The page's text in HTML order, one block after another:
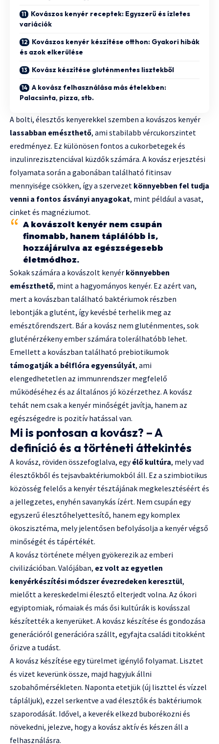
Kovászos kenyér receptek: Egyszerű és ízletes
variációk
Kovászos kenyér készítése otthon: Gyakori hibák
és azok elkerülése
Kovász készítése gluténmentes lisztekből
A kovász felhasználása más ételekben:
Palacsinta, pizza, stb.
A bolti, élesztős kenyerekkel szemben a kovászos kenyér
lassabban emészthető, ami stabilabb vércukorszintet
eredményez. Ez különösen fontos a cukorbetegek és
inzulinrezisztenciával küzdők számára. A kovász erjesztési
folyamata során a gabonában található fitinsav
mennyisége csökken, így a szervezet könnyebben fel tudja
venni a fontos ásványi anyagokat, mint például a vasat,
cinket és magnéziumot.
A kovászolt kenyér nem csupán
finomabb, hanem táplálóbb is,
hozzájárulva az egészségesebb
életmódhoz.
Sokak számára a kovászolt kenyér könnyebben
emészthető, mint a hagyományos kenyér. Ez azért van,
mert a kovászban található baktériumok részben
lebontják a glutént, így kevésbé terhelik meg az
emésztőrendszert. Bár a kovász nem gluténmentes, sok
gluténérzékeny ember számára tolerálhatóbb lehet.
Emellett a kovászban található prebiotikumok
támogatják a bélflóra egyensúlyát, ami
elengedhetetlen az immunrendszer megfelelő
működéséhez és az általános jó közérzethez. A kovász
tehát nem csak a kenyér minőségét javítja, hanem az
egészségedre is pozitív hatással van.
Mi is pontosan a kovász? – A
definíció és a történeti áttekintés
A kovász, röviden összefoglalva, egyélő kultúra, mely vad
élesztőkből és tejsavbaktériumokból áll. Ez a szimbiotikus
közösség felelős a kenyér tésztájának megkelesztéséért és
a jellegzetes, enyhén savanykás ízért. Nem csupán egy
egyszerű élesztőhelyettesítő, hanem egy komplex
ökoszisztéma, mely jelentősen befolyásolja a kenyér végső
minőségét és tápértékét.
A kovász története mélyen gyökerezik az emberi
civilizációban. Valójában, ez volt az egyetlen
kenyérkészítési módszer évezredeken keresztül,
mielőtt a kereskedelmi élesztő elterjedt volna. Az ókori
egyiptomiak, rómaiak és más ősi kultúrák is kovásszal
készítették a kenyerüket. A kovász készítése és gondozása
generációról generációra szállt, egyfajta családi titokként
őrizve a tudást.
A kovász készítése egy türelmet igénylő folyamat. Lisztet
és vizet keverünk össze, majd hagyjuk állni
szobahőmérsékleten. Naponta etetjük (új liszttel és vízzel
tápláljuk), ezzel serkentve a vad élesztők és baktériumok
szaporodását. Idővel, a keverék elkezd buborékozni és
növekedni, jelezve, hogy a kovász aktív és készen áll a
felhasználásra.